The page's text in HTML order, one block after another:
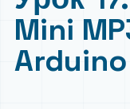
Mini
Arduino